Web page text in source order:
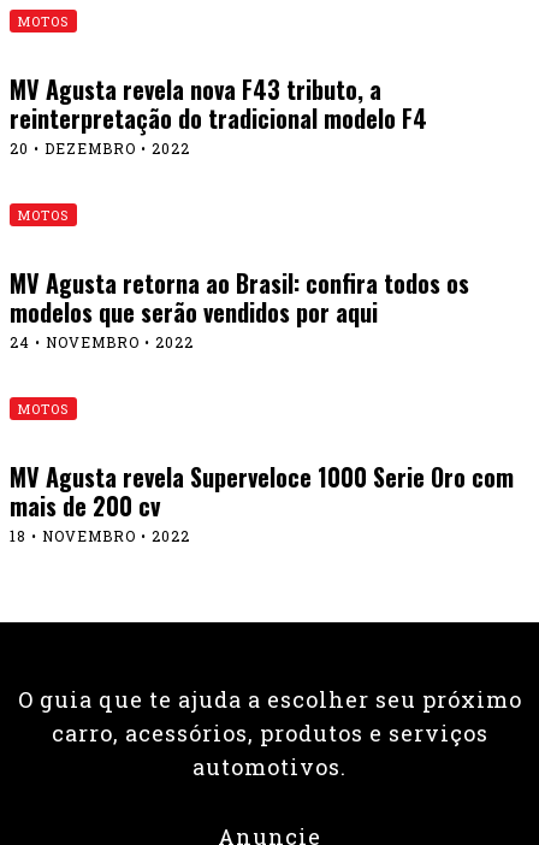
MOTOS
MV Agusta revela nova F43 tributo, a
reinterpretação do tradicional modelo F4
20 • DEZEMBRO • 2022
MOTOS
MV Agusta retorna ao Brasil: confira todos os
modelos que serão vendidos por aqui
24 • NOVEMBRO • 2022
MOTOS
MV Agusta revela Superveloce 1000 Serie Oro com
mais de 200 cv
18 • NOVEMBRO • 2022
O guia que te ajuda a escolher seu próximo
carro, acessórios, produtos e serviços
automotivos.
Anuncie